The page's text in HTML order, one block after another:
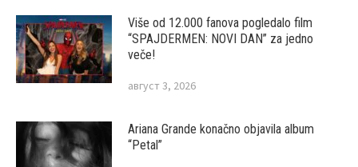
Više od 12.000 fanova pogledalo film
“SPAJDERMEN: NOVI DAN” za jedno
veče!
август 3, 2026
Ariana Grande konačno objavila album
“Petal”